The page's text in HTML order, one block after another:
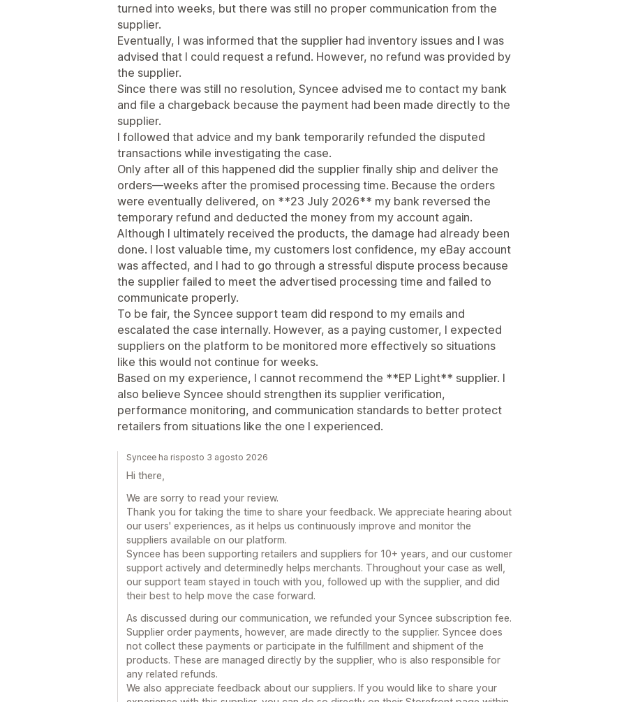
turned into weeks, but there was still no proper communication from the
supplier.
Eventually, I was informed that the supplier had inventory issues and I was
advised that I could request a refund. However, no refund was provided by
the supplier.
Since there was still no resolution, Syncee advised me to contact my bank
and file a chargeback because the payment had been made directly to the
supplier.
I followed that advice and my bank temporarily refunded the disputed
transactions while investigating the case.
Only after all of this happened did the supplier finally ship and deliver the
orders—weeks after the promised processing time. Because the orders
were eventually delivered, on **23 July 2026** my bank reversed the
temporary refund and deducted the money from my account again.
Although I ultimately received the products, the damage had already been
done. I lost valuable time, my customers lost confidence, my eBay account
was affected, and I had to go through a stressful dispute process because
the supplier failed to meet the advertised processing time and failed to
communicate properly.
To be fair, the Syncee support team did respond to my emails and
escalated the case internally. However, as a paying customer, I expected
suppliers on the platform to be monitored more effectively so situations
like this would not continue for weeks.
Based on my experience, I cannot recommend the **EP Light** supplier. I
also believe Syncee should strengthen its supplier verification,
performance monitoring, and communication standards to better protect
retailers from situations like the one I experienced.
Syncee ha risposto 3 agosto 2026
Hi there,
We are sorry to read your review.
Thank you for taking the time to share your feedback. We appreciate hearing about
our users' experiences, as it helps us continuously improve and monitor the
suppliers available on our platform.
Syncee has been supporting retailers and suppliers for 10+ years, and our customer
support actively and determinedly helps merchants. Throughout your case as well,
our support team stayed in touch with you, followed up with the supplier, and did
their best to help move the case forward.
As discussed during our communication, we refunded your Syncee subscription fee.
Supplier order payments, however, are made directly to the supplier. Syncee does
not collect these payments or participate in the fulfillment and shipment of the
products. These are managed directly by the supplier, who is also responsible for
any related refunds.
We also appreciate feedback about our suppliers. If you would like to share your